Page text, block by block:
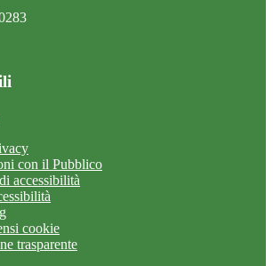
con il Pubblico
accessibilità
cookie
trasparente